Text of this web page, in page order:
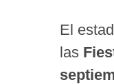
El
las